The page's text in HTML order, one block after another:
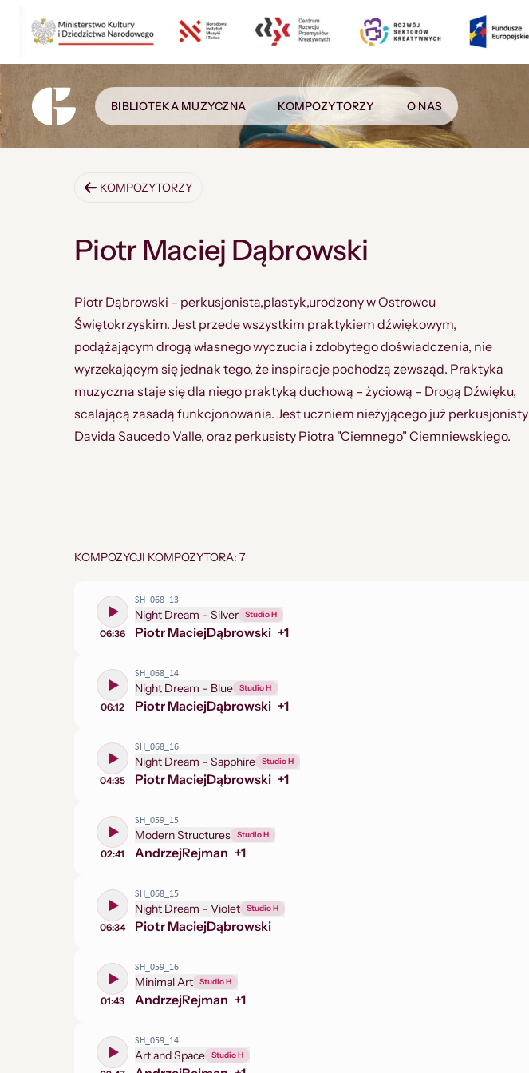
BIBLIOTEKA MUZYCZNA KOMPOZYTORZY O NAS
KOMPOZYTORZY
Piotr Maciej Dąbrowski
Piotr Dąbrowski – perkusjonista,plastyk,urodzony w Ostrowcu
Świętokrzyskim. Jest przede wszystkim praktykiem dźwiękowym,
podążającym drogą własnego wyczucia i zdobytego doświadczenia, nie
wyrzekającym się jednak tego, że inspiracje pochodzą zewsząd. Praktyka
muzyczna staje się dla niego praktyką duchową – życiową – Drogą Dźwięku,
scalającą zasadą funkcjonowania. Jest uczniem nieżyjącego już perkusjonisty
Davida Saucedo Valle, oraz perkusisty Piotra "Ciemnego" Ciemniewskiego.
KOMPOZYCJI KOMPOZYTORA: 7
06:36
SH_068_13
Night Dream – Silver Studio H
Piotr MaciejDąbrowski +1
06:12
SH_068_14
Night Dream – Blue Studio H
Piotr MaciejDąbrowski +1
04:35
SH_068_16
Night Dream – Sapphire Studio H
Piotr MaciejDąbrowski +1
02:41
SH_059_15
Modern Structures Studio H
AndrzejRejman +1
06:34
SH_068_15
Night Dream – Violet Studio H
Piotr MaciejDąbrowski
01:43
SH_059_16
Minimal Art Studio H
AndrzejRejman +1
SH_059_14
Art and Space Studio H